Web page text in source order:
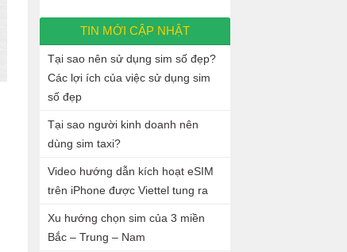
TIN MỚI CẬP NHẬT
Tại sao nên sử dụng sim số đẹp?
Các lợi ích của việc sử dụng sim
số đẹp
Tại sao người kinh doanh nên
dùng sim taxi?
Video hướng dẫn kích hoạt eSIM
trên iPhone được Viettel tung ra
Xu hướng chọn sim của 3 miền
Bắc – Trung – Nam